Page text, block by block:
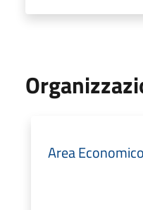
Area